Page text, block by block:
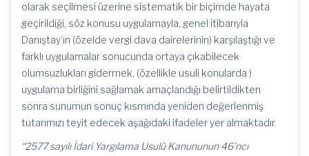
olarak seçilmesi üzerine sistematik bir biçimde hayata
geçirildiği, söz konusu uygulamayla, genel itibarıyla
Danıştay’ın (özelde vergi dava dairelerinin) karşılaştığı ve
farklı uygulamalar sonucunda ortaya çıkabilecek
olumsuzlukları gidermek, (özellikle usuli konularda )
uygulama birliğini sağlamak amaçlandığı belirtildikten
sonra sunumun sonuç kısmında yeniden değerlenmiş
tutarımızı teyit edecek aşağıdaki ifadeler yer almaktadır.
“2577 sayılı İdari Yargılama Usulü Kanununun 46’ncı